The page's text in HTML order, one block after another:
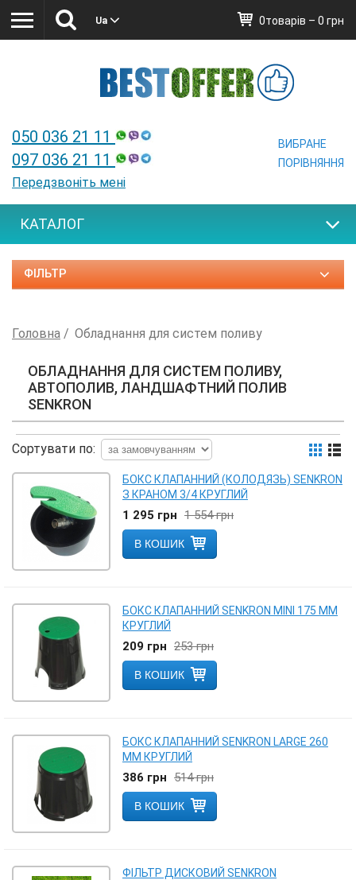
Ua
050 036 21 11
097 036 21 11
Передзвоніть мені
0товарів – 0 грн
ВИБРАНЕ
ПОРІВНЯННЯ
КАТАЛОГ
ФІЛЬТР
Головна Обладнання для систем поливу
ОБЛАДНАННЯ ДЛЯ СИСТЕМ ПОЛИВУ,
АВТОПОЛИВ, ЛАНДШАФТНИЙ ПОЛИВ
SENKRON
Сортувати по:
БОКС КЛАПАННИЙ (КОЛОДЯЗЬ) SENKRON
З КРАНОМ 3/4 КРУГЛИЙ
1 295 грн 1 554 грн
В КОШИК
БОКС КЛАПАННИЙ SENKRON MINI 175 ММ
КРУГЛИЙ
209 грн 253 грн
В КОШИК
БОКС КЛАПАННИЙ SENKRON LARGE 260
ММ КРУГЛИЙ
386 грн 514 грн
В КОШИК
ФІЛЬТР ДИСКОВИЙ SENKRON